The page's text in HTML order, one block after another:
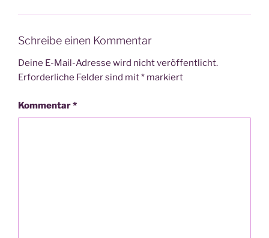
Schreibe einen Kommentar
Deine E-Mail-Adresse wird nicht veröffentlicht.
Erforderliche Felder sind mit* markiert
Kommentar*